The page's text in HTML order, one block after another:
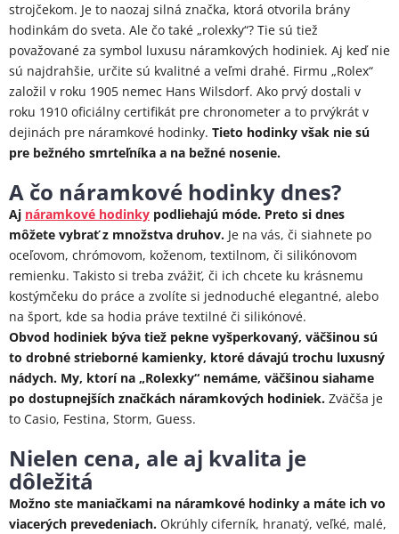
strojčekom. Je to naozaj silná značka, ktorá otvorila brány
hodinkám do sveta. Ale čo také „rolexky“? Tie sú tiež
považované za symbol luxusu náramkových hodiniek. Aj keď nie
sú najdrahšie, určite sú kvalitné a veľmi drahé. Firmu „Rolex“
založil v roku 1905 nemec Hans Wilsdorf. Ako prvý dostali v
roku 1910 oficiálny certifikát pre chronometer a to prvýkrát v
dejinách pre náramkové hodinky. Tieto hodinky však nie sú
pre bežného smrteľníka a na bežné nosenie.
A čo náramkové hodinky dnes?
Aj náramkové hodinky podliehajú móde. Preto si dnes
môžete vybrať z množstva druhov. Je na vás, či siahnete po
oceľovom, chrómovom, koženom, textilnom, či silikónovom
remienku. Takisto si treba zvážiť, či ich chcete ku krásnemu
kostýmčeku do práce a zvolíte si jednoduché elegantné, alebo
na šport, kde sa hodia práve textilné či silikónové.
Obvod hodiniek býva tiež pekne vyšperkovaný, väčšinou sú
to drobné strieborné kamienky, ktoré dávajú trochu luxusný
nádych. My, ktorí na „Rolexky“ nemáme, väčšinou siahame
po dostupnejších značkách náramkových hodiniek. Zväčša je
to Casio, Festina, Storm, Guess.
Nielen cena, ale aj kvalita je
dôležitá
Možno ste maniačkami na náramkové hodinky a máte ich vo
viacerých prevedeniach. Okrúhly ciferník, hranatý, veľké, malé,